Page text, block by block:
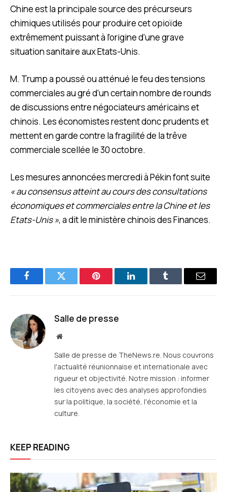
Chine est la principale source des précurseurs
chimiques utilisés pour produire cet opioïde
extrêmement puissant à l’origine d’une grave
situation sanitaire aux Etats-Unis.
M. Trump a poussé ou atténué le feu des tensions
commerciales au gré d’un certain nombre de rounds
de discussions entre négociateurs américains et
chinois. Les économistes restent donc prudents et
mettent en garde contre la fragilité de la trêve
commerciale scellée le 30 octobre.
Les mesures annoncées mercredi à Pékin font suite
« au consensus atteint au cours des consultations
économiques et commerciales entre la Chine et les
Etats-Unis », a dit le ministère chinois des Finances.
FacebookTwitter Pinterest LinkedInTumblr
E-
Salle de presse
Site
Salle de presse de TheNews.re. Nous couvrons
l'actualité réunionnaise et internationale avec
rigueur et objectivité. Notre mission : informer
les citoyens avec des analyses approfondies
sur la politique, la société, l'économie et la
culture.
KEEP READING